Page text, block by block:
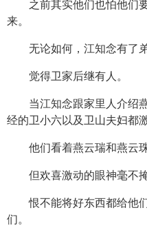
之前其实他们也怕他们
来。
无论如何，江知念有了
觉得卫家后继有人。
当江知念跟家里人介绍
经的卫小六以及卫山夫妇都
他们看着燕云瑞和燕云
但欢喜激动的眼神毫不掩
恨不能将好东西都给他
们。